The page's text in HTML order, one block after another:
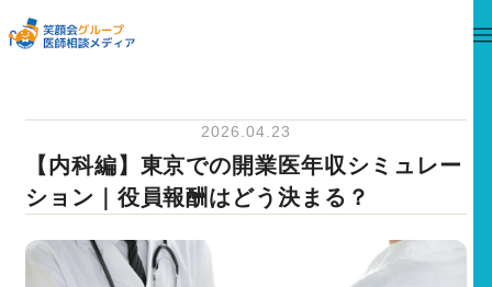
2026.04.23
【内科編】東京での開業医年収シミュレー
ション｜役員報酬はどう決まる？